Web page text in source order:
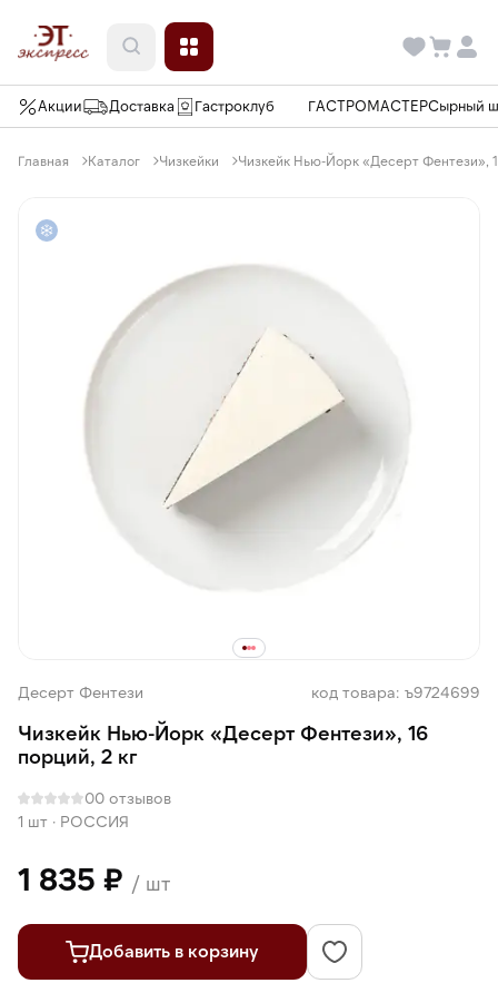
Акции Доставка Гастроклуб ГАСТРОМАСТЕРСырный
Главная Каталог Чизкейки Чизкейк Нью-Йорк «Десерт Фентези»,
Десерт Фентези код товара: ъ9724699
Чизкейк Нью-Йорк «Десерт Фентези», 16
порций, 2 кг
00 отзывов
1 шт · РОССИЯ
1 835 ₽ / шт
Добавить в корзину